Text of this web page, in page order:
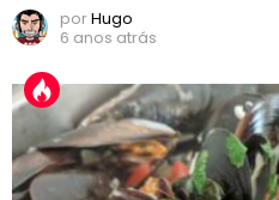
porHugo
6 anos atrás